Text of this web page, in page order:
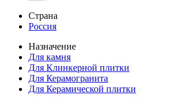
Страна
Россия
Назначение
Для камня
Для Клинкерной плитки
Для Керамогранита
Для Керамической плитки